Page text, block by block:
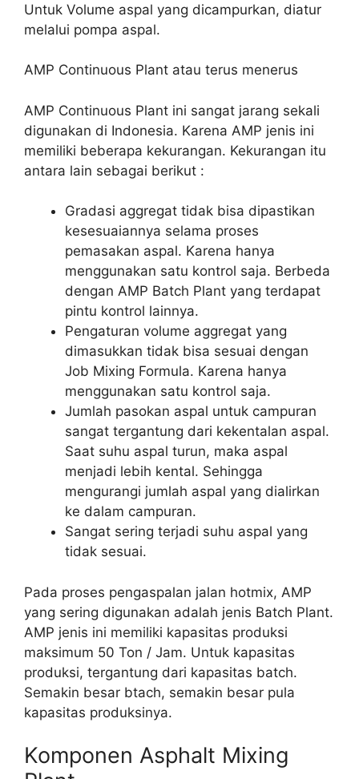
Untuk Volume aspal yang dicampurkan, diatur
melalui pompa aspal.
AMP Continuous Plant atau terus menerus
AMP Continuous Plant ini sangat jarang sekali
digunakan di Indonesia. Karena AMP jenis ini
memiliki beberapa kekurangan. Kekurangan itu
antara lain sebagai berikut :
Gradasi aggregat tidak bisa dipastikan
kesesuaiannya selama proses
pemasakan aspal. Karena hanya
menggunakan satu kontrol saja. Berbeda
dengan AMP Batch Plant yang terdapat
pintu kontrol lainnya.
Pengaturan volume aggregat yang
dimasukkan tidak bisa sesuai dengan
Job Mixing Formula. Karena hanya
menggunakan satu kontrol saja.
Jumlah pasokan aspal untuk campuran
sangat tergantung dari kekentalan aspal.
Saat suhu aspal turun, maka aspal
menjadi lebih kental. Sehingga
mengurangi jumlah aspal yang dialirkan
ke dalam campuran.
Sangat sering terjadi suhu aspal yang
tidak sesuai.
Pada proses pengaspalan jalan hotmix, AMP
yang sering digunakan adalah jenis Batch Plant.
AMP jenis ini memiliki kapasitas produksi
maksimum 50 Ton / Jam. Untuk kapasitas
produksi, tergantung dari kapasitas batch.
Semakin besar btach, semakin besar pula
kapasitas produksinya.
Komponen Asphalt Mixing